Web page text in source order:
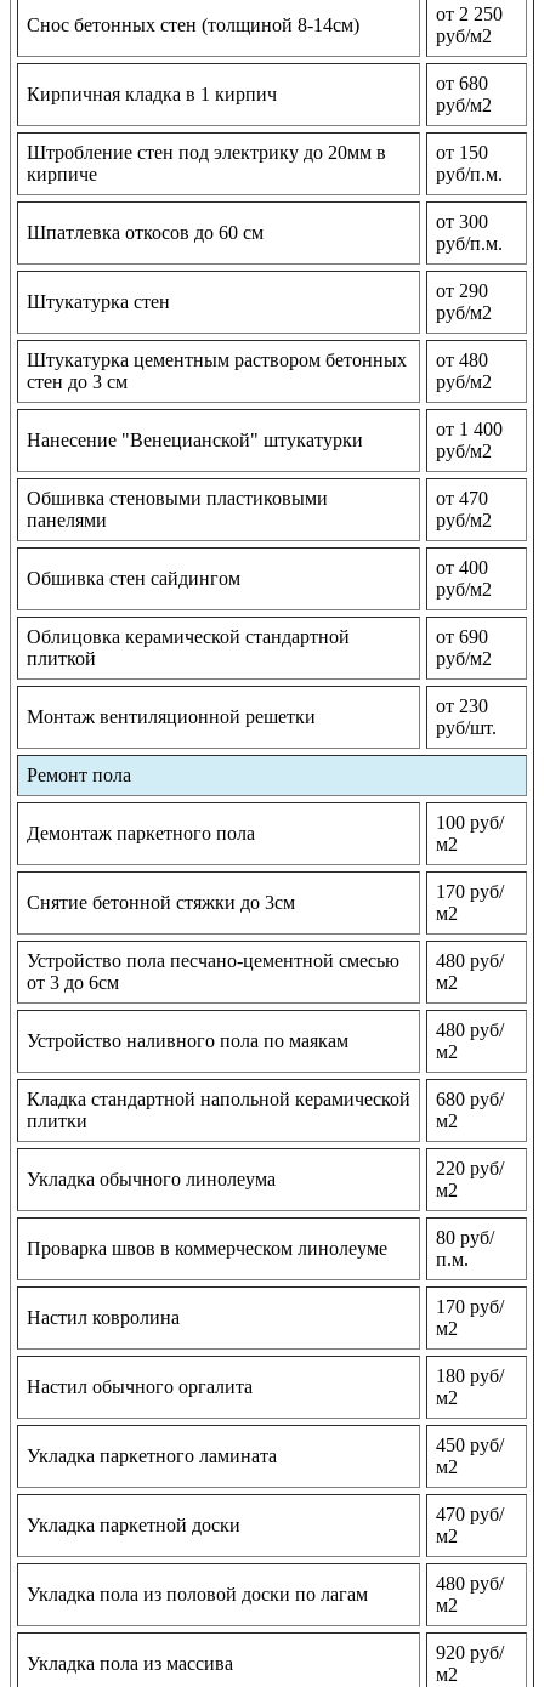
Снос бетонных стен (толщиной 8-14см)
от 2 250
руб/м2
Кирпичная кладка в 1 кирпич
от 680
руб/м2
Штробление стен под электрику до 20мм в
кирпиче
от 150
руб/п.м.
Шпатлевка откосов до 60 см
от 300
руб/п.м.
Штукатурка стен
от 290
руб/м2
Штукатурка цементным раствором бетонных
стен до 3 см
от 480
руб/м2
Нанесение "Венецианской" штукатурки
от 1 400
руб/м2
Обшивка стеновыми пластиковыми
панелями
от 470
руб/м2
Обшивка стен сайдингом
от 400
руб/м2
Облицовка керамической стандартной
плиткой
от 690
руб/м2
Монтаж вентиляционной решетки
от 230
руб/шт.
Ремонт пола
Демонтаж паркетного пола
100 руб/
м2
Снятие бетонной стяжки до 3см
170 руб/
м2
Устройство пола песчано-цементной смесью
от 3 до 6см
480 руб/
м2
Устройство наливного пола по маякам
480 руб/
м2
Кладка стандартной напольной керамической
плитки
680 руб/
м2
Укладка обычного линолеума
220 руб/
м2
Проварка швов в коммерческом линолеуме
80 руб/
п.м.
Настил ковролина
170 руб/
м2
Настил обычного оргалита
180 руб/
м2
Укладка паркетного ламината
450 руб/
м2
Укладка паркетной доски
470 руб/
м2
Укладка пола из половой доски по лагам
480 руб/
м2
Укладка пола из массива
920 руб/
м2